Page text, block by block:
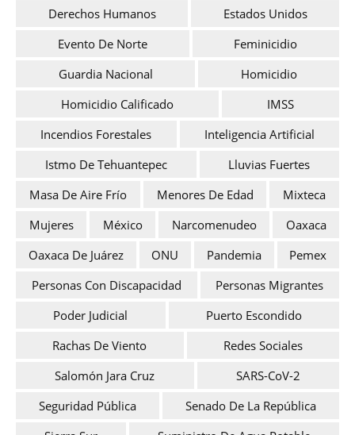
Derechos Humanos
Estados Unidos
Evento De Norte
Feminicidio
Guardia Nacional
Homicidio
Homicidio Calificado
IMSS
Incendios Forestales
Inteligencia Artificial
Istmo De Tehuantepec
Lluvias Fuertes
Masa De Aire Frío
Menores De Edad
Mixteca
Mujeres
México Narcomenudeo
Oaxaca
Oaxaca De Juárez
ONU Pandemia
Pemex
Personas Con Discapacidad
Personas Migrantes
Poder Judicial
Puerto Escondido
Rachas De Viento
Redes Sociales
Salomón Jara Cruz
SARS-CoV-2
Seguridad Pública
Senado De La República